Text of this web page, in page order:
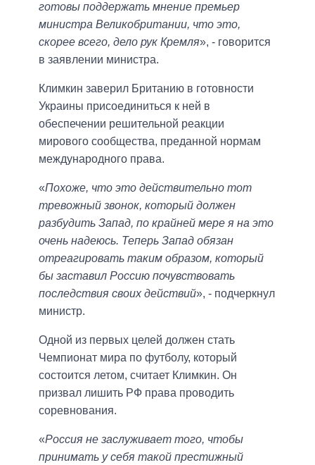
готовы поддержать мнение премьер
министра Великобритании, что это,
скорее всего, дело рук Кремля», - говорится
в заявлении министра.
Климкин заверил Британию в готовности
Украины присоединиться к ней в
обеспечении решительной реакции
мирового сообщества, преданной нормам
международного права.
«Похоже, что это действительно тот
тревожный звонок, который должен
разбудить Запад, по крайней мере я на это
очень надеюсь. Теперь Запад обязан
отреагировать таким образом, который
бы заставил Россию почувствовать
последствия своих действий», - подчеркнул
министр.
Одной из первых целей должен стать
Чемпионат мира по футболу, который
состоится летом, считает Климкин. Он
призвал лишить РФ права проводить
соревнования.
«Россия не заслуживает того, чтобы
принимать у себя такой престижный